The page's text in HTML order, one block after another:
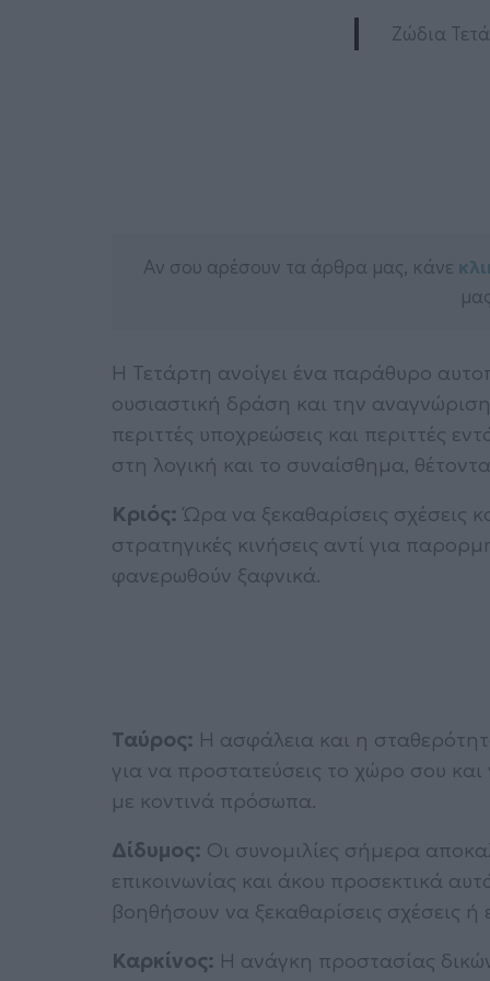
Ζώδια
Αν σου αρέσουν τα άρθρα μας, κάνε
Η Τετάρτη ανοίγει ένα παράθυρο
ουσιαστική δράση και την
περιττές υποχρεώσεις και περιττές
στη λογική και το συναίσθημα,
Κριός: Ώρα να ξεκαθαρίσεις σχέσεις
στρατηγικές κινήσεις αντί για
φανερωθούν ξαφνικά.
Ταύρος: Η ασφάλεια και η
για να προστατεύσεις το χώρο σου
με κοντινά πρόσωπα.
Δίδυμος: Οι συνομιλίες σήμερα
επικοινωνίας και άκου προσεκτικά
βοηθήσουν να ξεκαθαρίσεις σχέσεις
Καρκίνος: Η ανάγκη προστασίας